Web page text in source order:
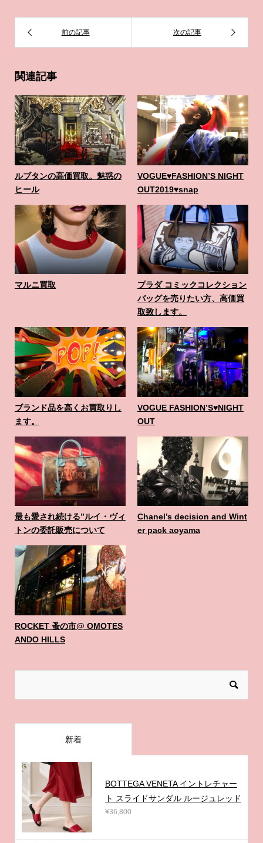
関連記事
ルブタンの高価買取。魅惑の
ヒール
VOGUE♥️FASHION’S NIGHT
OUT2019♥️snap
マルニ買取
プラダ コミックコレクション
バッグを売りたい方、高価買
取致します。
ブランド品を高くお買取りし
ます。
VOGUE FASHION’S♥️NIGHT
OUT
最も愛され続ける”ルイ・ヴィ
トンの委託販売について
Chanel’s decision and Wint
er pack aoyama
ROCKET 蚤の市@ OMOTES
ANDO HILLS
新着
BOTTEGA VENETA イントレチャー
ト スライドサンダル ルージュレッド
¥36,800